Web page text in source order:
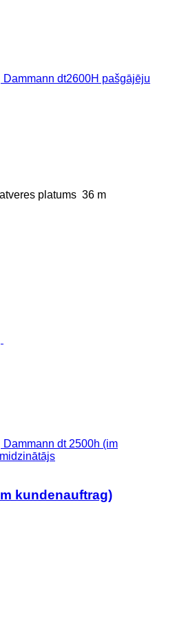
Dammann dt2600H pašgājēju
platums 36 m
Dammann dt 2500h (im
kundenauftrag)